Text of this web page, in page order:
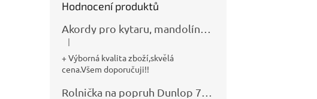
Hodnocení produktů
Hodnocení produktu je 5 z 5 hvězdiček.
|
+ Výborná kvalita zboží,skvělá
cena.Všem doporučuji!!